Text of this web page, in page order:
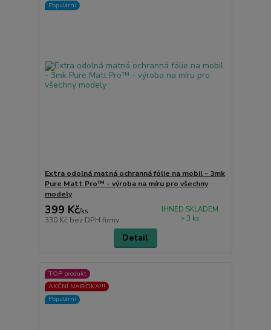
Populární
Extra odolná matná ochranná fólie na mobil - 3mk
Pure Matt Pro™ - výroba na míru pro všechny
modely
399 Kč/ks
330 Kč bez DPH firmy
IHNED SKLADEM
> 3 ks
Detail
TOP produkt
AKČNÍ NABÍDKA!!!
Populární